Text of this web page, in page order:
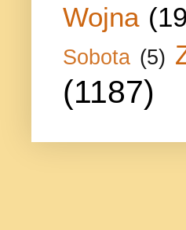
Wojna
Sobota (5)
(1187)